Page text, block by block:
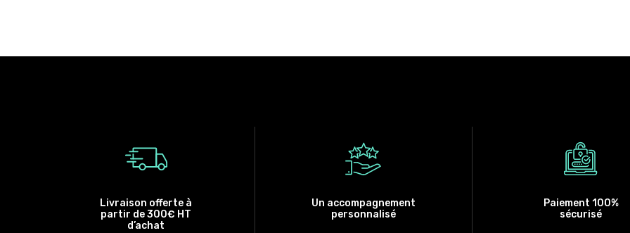
Livraison offerte à
partir de 300€ HT
d’achat
Un accompagnement
personnalisé
Paiement 100%
sécurisé